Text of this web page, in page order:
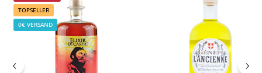
TOPSELLER
0€ VERSAND